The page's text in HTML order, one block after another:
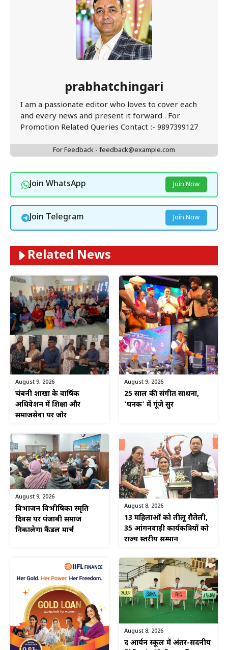
prabhatchingari
I am a passionate editor who loves to cover each
and every news and present it forward . For
Promotion Related Queries Contact :- 9897399127
For Feedback - feedback@example.com
Join WhatsApp Join Now
Join Telegram Join Now
Related News
August 9, 2026
चंद्रबनी शाखा के वार्षिक
अधिवेशन में शिक्षा और
समाजसेवा पर जोर
August 9, 2026
25 साल की संगीत साधना,
‘घनक’ में गूंजे सुर
August 9, 2026
विभाजन विभीषिका स्मृति
दिवस पर पंजाबी समाज
निकालेगा कैंडल मार्च
August 8, 2026
13 महिलाओं को तीलू रौतेली,
35 आंगनवाड़ी कार्यकत्रियों को
राज्य स्तरीय सम्मान
August 8, 2026
द आर्यन स्कूल में अंतर-सदनीय